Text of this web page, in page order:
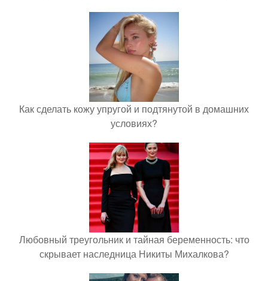
Как сделать кожу упругой и подтянутой в домашних
условиях?
Любовный треугольник и тайная беременность: что
скрывает наследница Никиты Михалкова?